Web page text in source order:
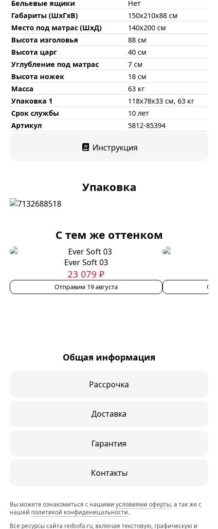
Бельевые ящики
Нет
Габариты (ШхГхВ)
150х210х88 см
Место под матрас (ШхД)
140х200 см
Высота изголовья
88 см
Высота царг
40 см
Углубление под матрас
7 см
Высота ножек
18 см
Масса
63 кг
Упаковка 1
118х78х33 см, 63 кг
Срок службы
10 лет
Артикул
5812-85394
Инструкция
Упаковка
С тем же оттенком
Ever Soft 03
23 079 ₽
Отправим 19 августа
Общая информация
Рассрочка
Доставка
Гарантия
Контакты
Вы можете ознакомиться с нашими условиями оферты, а так же с
нашей политикой конфиденицальности.
Все ресурсы сайта redsofa.ru, включая текстовую, графическую и